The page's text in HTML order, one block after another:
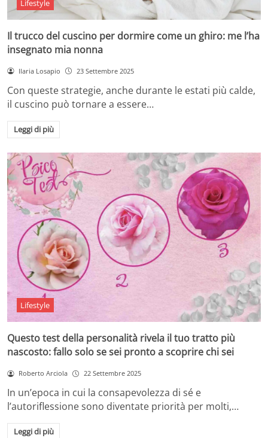
Lifestyle
Il trucco del cuscino per dormire come un ghiro: me l’ha
insegnato mia nonna
Ilaria Losapio 23 Settembre 2025
Con queste strategie, anche durante le estati più calde,
il cuscino può tornare a essere…
Leggi di più
Lifestyle
Questo test della personalità rivela il tuo tratto più
nascosto: fallo solo se sei pronto a scoprire chi sei
Roberto Arciola 22 Settembre 2025
In un’epoca in cui la consapevolezza di sé e
l’autoriflessione sono diventate priorità per molti,…
Leggi di più